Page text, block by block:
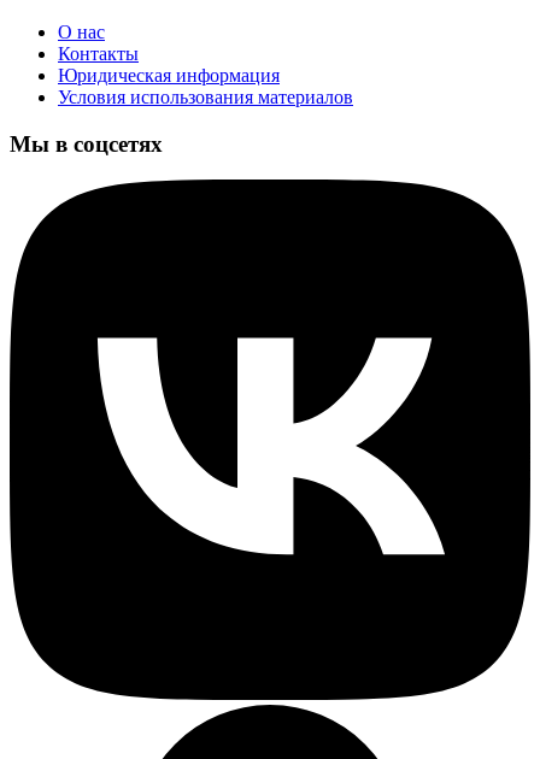
О нас
Контакты
Юридическая информация
Условия использования материалов
Мы в соцсетях